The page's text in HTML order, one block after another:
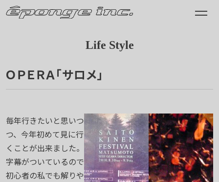
Life Style
ＯＰＥＲＡ「サロメ」
毎年行きたいと思いつ
つ、今年初めて見に行
くことが出来ました。
字幕がついているので
初心者の私でも解りや